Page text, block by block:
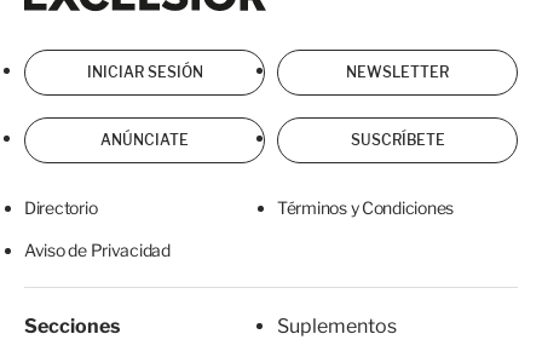
INICIAR SESIÓN NEWSLETTER
ANÚNCIATE SUSCRÍBETE
Directorio Términos y Condiciones
Aviso de Privacidad
Secciones
Suplementos